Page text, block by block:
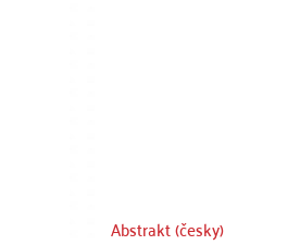
Abstrakt (česky)